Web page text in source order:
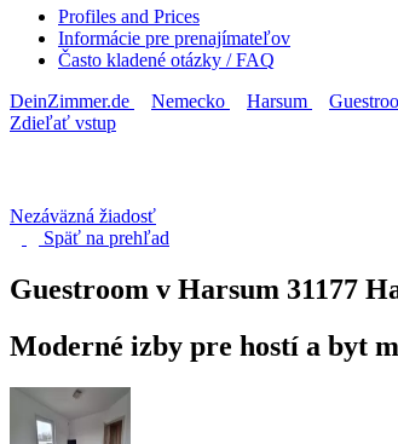
Profiles and Prices
Informácie pre prenajímateľov
Často kladené otázky / FAQ
DeinZimmer.de
Nemecko Harsum
Zdieľať vstup
Nezáväzná žiadosť
Späť na prehľad
Guestroom v Harsum 31177
Moderné izby pre hostí a byt